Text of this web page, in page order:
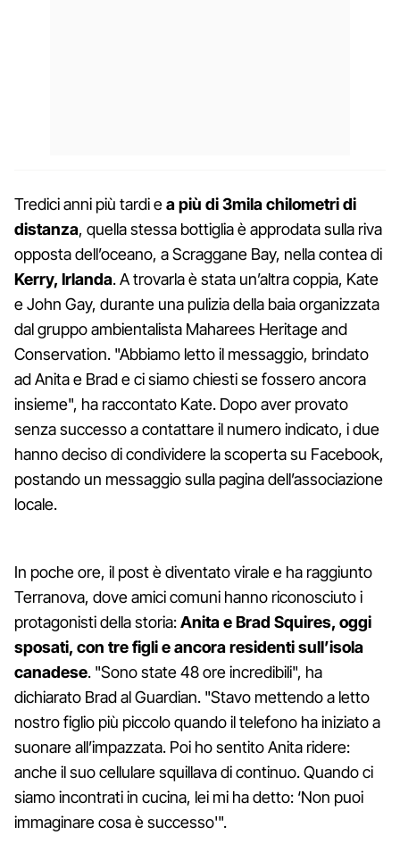
Tredici anni più tardi ea più di 3mila chilometri di
distanza, quella stessa bottiglia è approdata sulla riva
opposta dell’oceano, a Scraggane Bay, nella contea di
Kerry, Irlanda. A trovarla è stata un’altra coppia, Kate
e John Gay, durante una pulizia della baia organizzata
dal gruppo ambientalista Maharees Heritage and
Conservation. "Abbiamo letto il messaggio, brindato
ad Anita e Brad e ci siamo chiesti se fossero ancora
insieme", ha raccontato Kate. Dopo aver provato
senza successo a contattare il numero indicato, i due
hanno deciso di condividere la scoperta su Facebook,
postando un messaggio sulla pagina dell’associazione
locale.
In poche ore, il post è diventato virale e ha raggiunto
Terranova, dove amici comuni hanno riconosciuto i
protagonisti della storia:Anita e Brad Squires, oggi
sposati, con tre figli e ancora residenti sull’isola
canadese. "Sono state 48 ore incredibili", ha
dichiarato Brad al Guardian. "Stavo mettendo a letto
nostro figlio più piccolo quando il telefono ha iniziato a
suonare all’impazzata. Poi ho sentito Anita ridere:
anche il suo cellulare squillava di continuo. Quando ci
siamo incontrati in cucina, lei mi ha detto: ‘Non puoi
immaginare cosa è successo'".